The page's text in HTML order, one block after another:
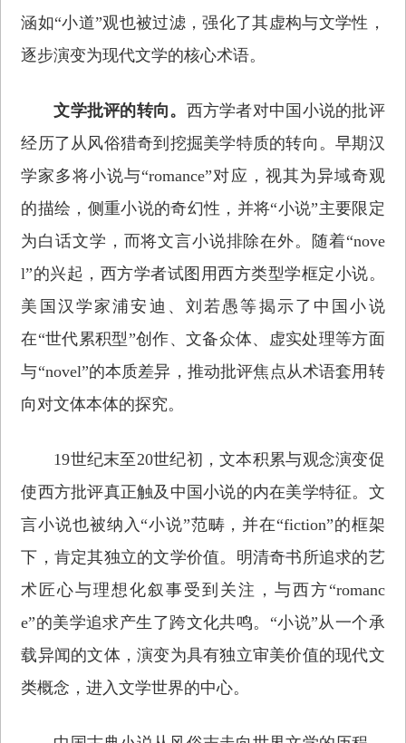
涵如“小道”观也被过滤，强化了其虚构与文学性，
逐步演变为现代文学的核心术语。
文学批评的转向。 西方学者对中国小说的批评
经历了从风俗猎奇到挖掘美学特质的转向。早期汉
学家多将小说与“romance”对应，视其为异域奇观
的描绘，侧重小说的奇幻性，并将“小说”主要限定
为白话文学，而将文言小说排除在外。随着“nove
l”的兴起，西方学者试图用西方类型学框定小说。
美国汉学家浦安迪、刘若愚等揭示了中国小说
在“世代累积型”创作、文备众体、虚实处理等方面
与“novel”的本质差异，推动批评焦点从术语套用转
向对文体本体的探究。
19世纪末至20世纪初，文本积累与观念演变促
使西方批评真正触及中国小说的内在美学特征。文
言小说也被纳入“小说”范畴，并在“fiction”的框架
下，肯定其独立的文学价值。明清奇书所追求的艺
术匠心与理想化叙事受到关注，与西方“romanc
e”的美学追求产生了跨文化共鸣。“小说”从一个承
载异闻的文体，演变为具有独立审美价值的现代文
类概念，进入文学世界的中心。